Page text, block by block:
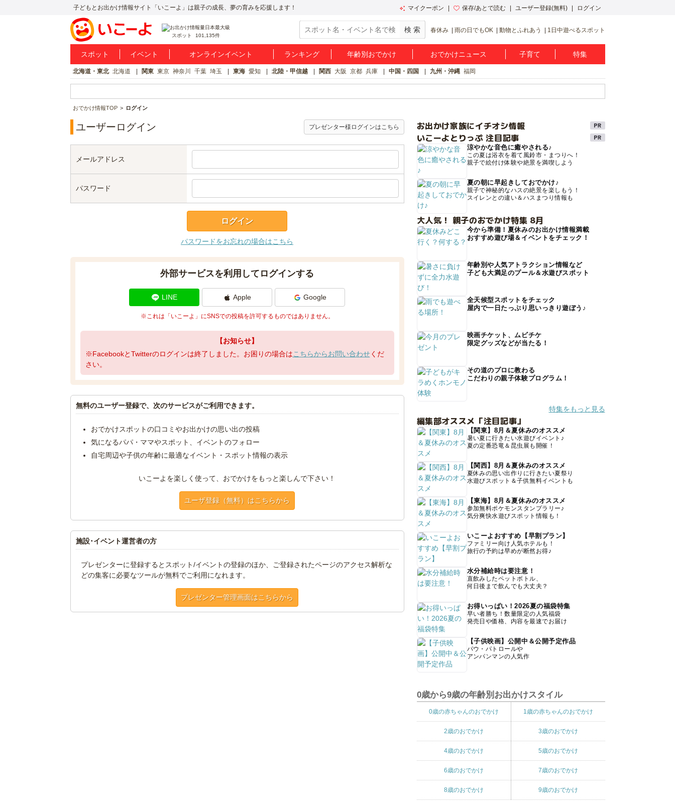
子どもとお出かけ情報サイト「いこーよ」は親子の成長、夢の育みを応援します！ マイクーポン 保存/あとで読む ユーザー登録(無料) ログイン
スポット 101,135件
春休み 雨の日でもOK 動物とふれあう 1日中遊べるスポット
スポット イベント オンラインイベント ランキング 年齢別おでかけ おでかけニュース 子育て 特集
北海道・東北 北海道 関東 東京 神奈川 千葉 埼玉 東海 愛知 北陸・甲信越 関西 大阪 京都 兵庫 中国・四国 九州・沖縄 福岡
おでかけ情報TOP ログイン
ユーザーログイン プレゼンター様ログインはこちら
メールアドレス
パスワード
パスワードをお忘れの場合はこちら
外部サービスを利用してログインする
LINE Apple Google
※これは「いこーよ」にSNSでの投稿を許可するものではありません。
【お知らせ】
※FacebookとTwitterのログインは終了しました。お困りの場合はこちらからお問い合わせくだ
さい。
無料のユーザー登録で、次のサービスがご利用できます。
おでかけスポットの口コミやお出かけの思い出の投稿
気になるパパ・ママやスポット、イベントのフォロー
自宅周辺や子供の年齢に最適なイベント・スポット情報の表示
いこーよを楽しく使って、おでかけをもっと楽しんで下さい！
ユーザ登録（無料）はこちらから
施設･イベント運営者の方
プレゼンターに登録するとスポット/イベントの登録のほか、ご登録されたページのアクセス解析な
どの集客に必要なツールが無料でご利用になれます。
プレゼンター管理画面はこちらから
お出かけ家族にイチオシ情報
いこーよとりっぷ 注目記事
涼やかな音色に癒やされる♪
この夏は浴衣を着て風鈴市・まつりへ！
親子で絵付け体験や絶景を満喫しよう
夏の朝に早起きしておでかけ♪
親子で神秘的なハスの絶景を楽しもう！
スイレンとの違い＆ハスまつり情報も
大人気！ 親子のおでかけ特集 8月
今から準備！夏休みのお出かけ情報満載
おすすめ遊び場＆イベントをチェック！
年齢別や人気アトラクション情報など
子ども大満足のプール＆水遊びスポット
全天候型スポットをチェック
屋内で一日たっぷり思いっきり遊ぼう♪
映画チケット、ムビチケ
限定グッズなどが当たる！
その道のプロに教わる
こだわりの親子体験プログラム！
特集をもっと見る
編集部オススメ「注目記事」
【関東】8月＆夏休みのオススメ
暑い夏に行きたい水遊びイベント♪
夏の定番恐竜＆昆虫展も開催！
【関西】8月＆夏休みのオススメ
夏休みの思い出作りに行きたい夏祭り
水遊びスポット＆子供無料イベントも
【東海】8月＆夏休みのオススメ
参加無料ポケモンスタンプラリー♪
気分爽快水遊びスポット情報も！
いこーよおすすめ【早割プラン】
ファミリー向け人気ホテルも！
旅行の予約は早めが断然お得♪
水分補給時は要注意！
直飲みしたペットボトル、
何日後まで飲んでも大丈夫？
お得いっぱい！2026夏の福袋特集
早い者勝ち！数量限定の人気福袋
発売日や価格、内容を最速でお届け
【子供映画】公開中＆公開予定作品
パウ・パトロールや
アンパンマンの人気作
0歳から9歳の年齢別お出かけスタイル
0歳の赤ちゃんのおでかけ 1歳の赤ちゃんのおでかけ
2歳のおでかけ 3歳のおでかけ
4歳のおでかけ 5歳のおでかけ
6歳のおでかけ 7歳のおでかけ
8歳のおでかけ 9歳のおでかけ